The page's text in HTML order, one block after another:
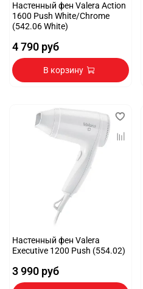
Настенный фен Valera Action
1600 Push White/Chrome
(542.06 White)
4 790 руб
В корзину
Настенный фен Valera
Executive 1200 Push (554.02)
3 990 руб